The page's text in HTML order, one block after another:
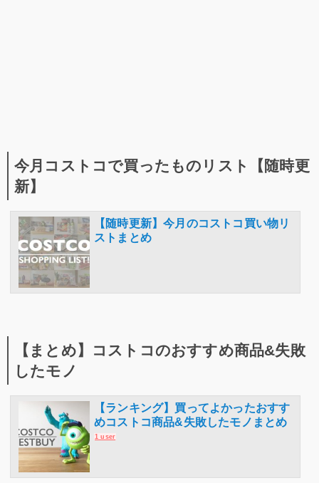
今月コストコで買ったものリスト【随時更
新】
【随時更新】今月のコストコ買い物リ
ストまとめ
【まとめ】コストコのおすすめ商品&失敗
したモノ
【ランキング】買ってよかったおすす
めコストコ商品&失敗したモノまとめ
1 user